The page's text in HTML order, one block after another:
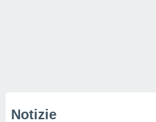
Notizie